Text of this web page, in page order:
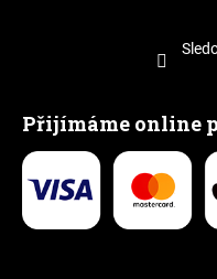
Přijímáme online